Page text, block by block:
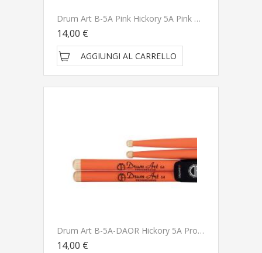
Drum Art B-5A Pink Hickory 5A Pink Bacchette Per Batteria
14,00 €
AGGIUNGI AL CARRELLO
Drum Art B-5A-DAOR Hickory 5A Progressive Bacchette Per Batteria
14,00 €